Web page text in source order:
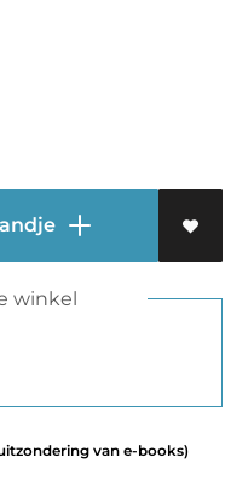
winkel
van e-books)